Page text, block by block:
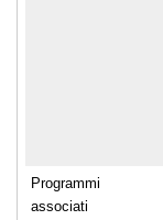
Programmi
associati